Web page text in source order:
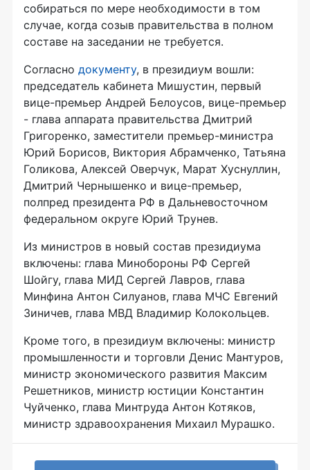
собираться по мере необходимости в том
случае, когда созыв правительства в полном
составе на заседании не требуется.
Согласно документу, в президиум вошли:
председатель кабинета Мишустин, первый
вице-премьер Андрей Белоусов, вице-премьер
- глава аппарата правительства Дмитрий
Григоренко, заместители премьер-министра
Юрий Борисов, Виктория Абрамченко, Татьяна
Голикова, Алексей Оверчук, Марат Хуснуллин,
Дмитрий Чернышенко и вице-премьер,
полпред президента РФ в Дальневосточном
федеральном округе Юрий Трунев.
Из министров в новый состав президиума
включены: глава Минобороны РФ Сергей
Шойгу, глава МИД Сергей Лавров, глава
Минфина Антон Силуанов, глава МЧС Евгений
Зиничев, глава МВД Владимир Колокольцев.
Кроме того, в президиум включены: министр
промышленности и торговли Денис Мантуров,
министр экономического развития Максим
Решетников, министр юстиции Константин
Чуйченко, глава Минтруда Антон Котяков,
министр здравоохранения Михаил Мурашко.